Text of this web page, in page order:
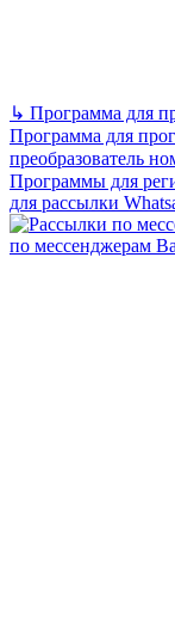
↳ Программа для
Программа для
преобразователь
Программы для
для рассылки
по мессенджерам